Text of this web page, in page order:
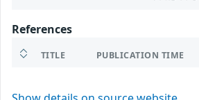
References
TITLE PUBLICATION TIME